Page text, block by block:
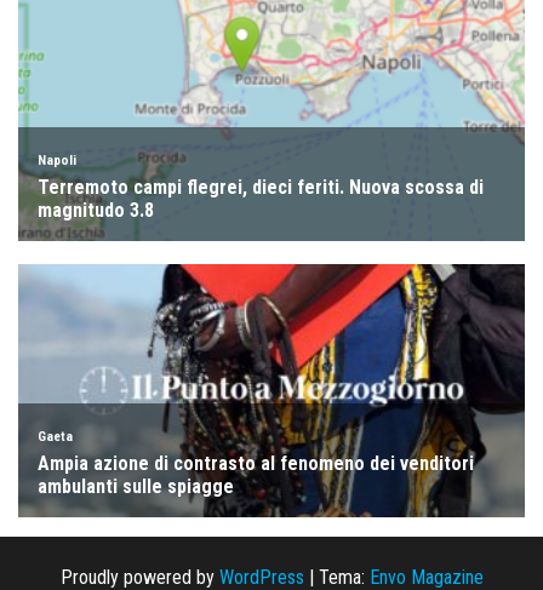
Proudly powered by WordPress | Tema: Envo Magazine